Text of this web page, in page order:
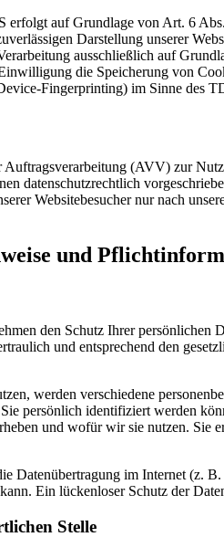
erfolgt auf Grundlage von Art. 6
Darstellung unserer
ausschließlich auf
die Speicherung von
Fingerprinting) im Sinne des
(AVV) zur
datenschutzrechtlich
Websitebesucher nur nach
und
den Schutz Ihrer persönlichen
und entsprechend den
werden verschiedene
persönlich identifiziert werden
und wofür wir sie nutzen. Sie
Datenübertragung im Internet (z.
Ein lückenloser Schutz der
Stelle